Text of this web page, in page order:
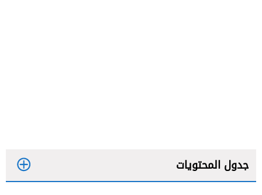
جدول المحتويات